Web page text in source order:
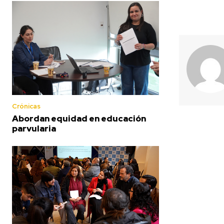
Crónicas
Abordan equidad en educación
parvularia